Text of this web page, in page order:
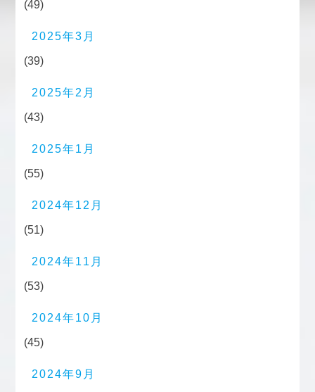
(49)
2025年3月
(39)
2025年2月
(43)
2025年1月
(55)
2024年12月
(51)
2024年11月
(53)
2024年10月
(45)
2024年9月